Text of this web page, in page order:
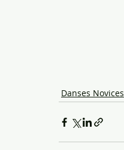
Danses Novices